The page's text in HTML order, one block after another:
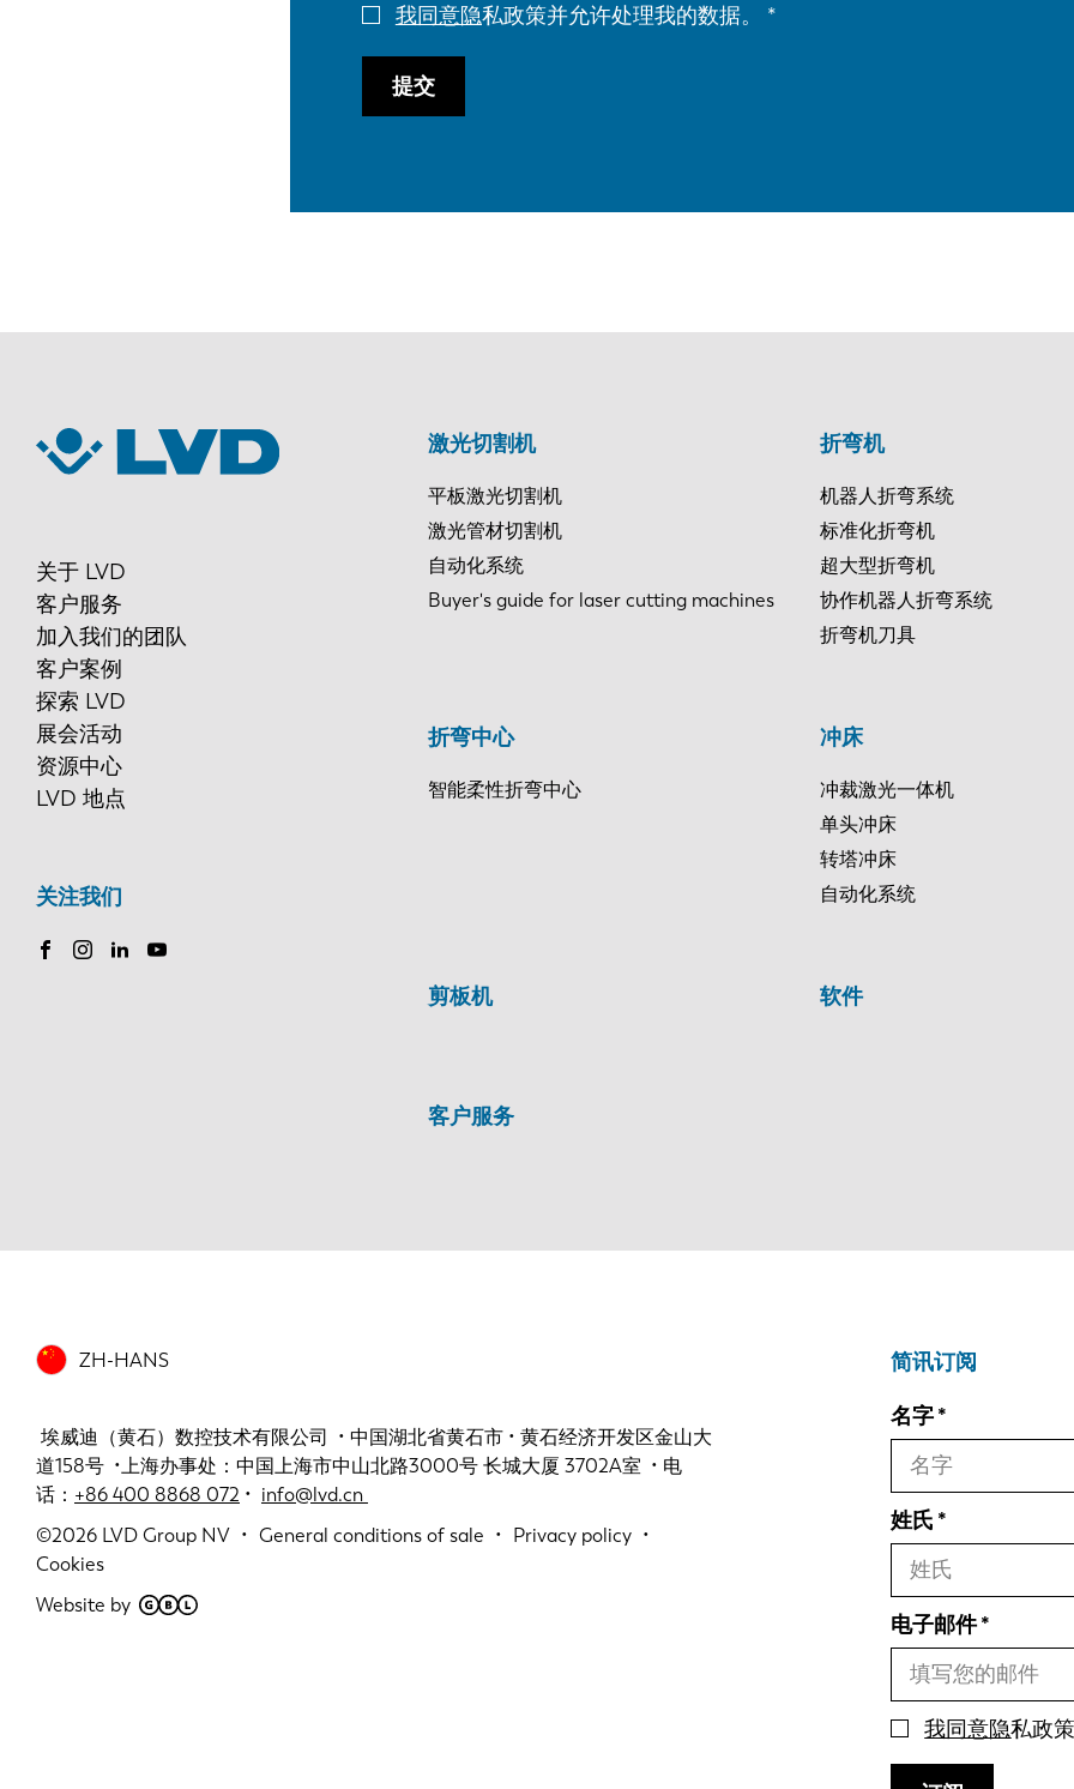
我同意隐私政策并允许处理我的数据。
提交
关于 LVD
客户服务
加入我们的团队
客户案例
探索 LVD
展会活动
资源中心
LVD 地点
关注我们
激光切割机
平板激光切割机
激光管材切割机
自动化系统
Buyer's guide for laser cutting machines
折弯机
机器人折弯系统
标准化折弯机
超大型折弯机
协作机器人折弯系统
折弯机刀具
折弯中心
智能柔性折弯中心
冲床
冲裁激光一体机
单头冲床
转塔冲床
自动化系统
剪板机 软件
客户服务
ZH-HANS
埃威迪（黄石）数控技术有限公司 • 中国湖北省黄石市 • 黄石经济开发区金山大
道158号 •上海办事处：中国上海市中山北路3000号 长城大厦 3702A室 • 电
话： +86 400 8868 072 • info@lvd.cn
©2026 LVD Group NV General conditions of sale
Privacy policy
Cookies
Website by
简讯订阅
名字
姓氏
电子邮件
我同意隐私政